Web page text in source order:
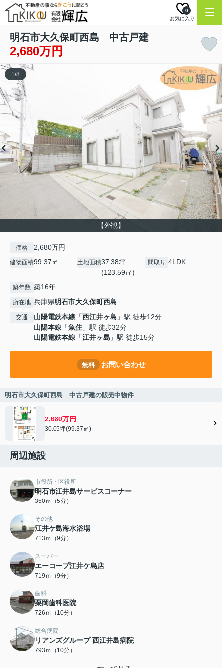
お気に入り
0
明石市大久保町西島 中古戸建
2,680万円
【外観】
1/8
価格 2,680万円
建物面積99.37㎡ 土地面積37.38坪
(123.59㎡)
間取り 4LDK
築年数 築16年
所在地 兵庫県明石市大久保町西島
交通 山陽電鉄本線 「西江井ヶ島 」駅 徒歩12分
山陽本線 「魚住 」駅 徒歩32分
山陽電鉄本線 「江井ヶ島 」駅 徒歩15分
無料 お問い合わせ
明石市大久保町西島 中古戸建の販売中物件
2,680万円
30.05坪(99.37㎡)
周辺施設
市役所・区役所
明石市江井島サービスコーナー
350ｍ（5分）
その他
江井ケ島海水浴場
713ｍ（9分）
スーパー
エーコープ江井ケ島店
719ｍ（9分）
歯科
栗岡歯科医院
726ｍ（10分）
総合病院
リアンズグループ 西江井島病院
793ｍ（10分）